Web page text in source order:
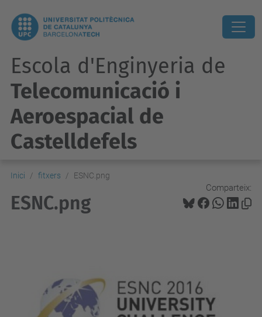
Escola d'Enginyeria de
Telecomunicació i
Aeroespacial de
Castelldefels
Inici fitxers ESNC.png
Comparteix:
ESNC.png